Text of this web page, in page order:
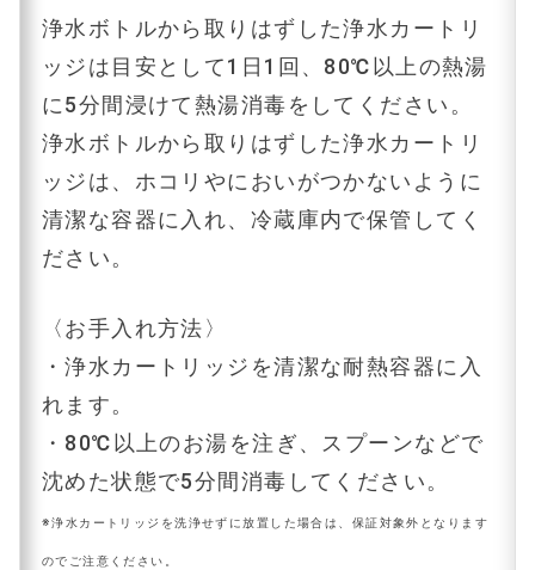
浄水ボトルから取りはずした浄水カートリ
ッジは目安として1日1回、80℃以上の熱湯
に5分間浸けて熱湯消毒をしてください。
浄水ボトルから取りはずした浄水カートリ
ッジは、ホコリやにおいがつかないように
清潔な容器に入れ、冷蔵庫内で保管してく
ださい。
〈お手入れ方法〉
・浄水カートリッジを清潔な耐熱容器に入
れます。
・80℃以上のお湯を注ぎ、スプーンなどで
沈めた状態で5分間消毒してください。
※浄水カートリッジを洗浄せずに放置した場合は、保証対象外となります
のでご注意ください。